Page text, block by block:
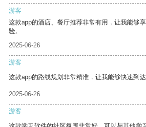
游客
这款app的酒店、餐厅推荐非常有用，让我能够
验。
2025-06-26
游客
这款app的路线规划非常精准，让我能够快速到达
2025-06-26
游客